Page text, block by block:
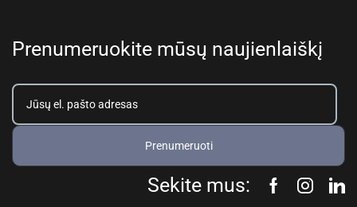
Prenumeruokite mūsų naujienlaiškį
Prenumeruoti
Sekite mus: